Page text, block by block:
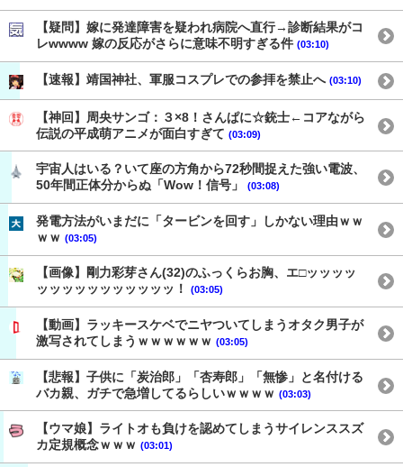
【疑問】嫁に発達障害を疑われ病院へ直行→診断結果がコ
レwwww 嫁の反応がさらに意味不明すぎる件 (03:10)
【速報】靖国神社、軍服コスプレでの参拝を禁止へ (03:10)
【神回】周央サンゴ：３×8！さんぱに☆銃士←コアながら
伝説の平成萌アニメが面白すぎて (03:09)
宇宙人はいる？いて座の方角から72秒間捉えた強い電波、
50年間正体分からぬ「Wow！信号」
(03:08)
発電方法がいまだに「タービンを回す」しかない理由ｗｗ
ｗｗ (03:05)
【画像】剛力彩芽さん(32)のふっくらお胸、エ□ッッッッ
ッッッッッッッッッッッ！
(03:05)
【動画】ラッキースケベでニヤついてしまうオタク男子が
激写されてしまうｗｗｗｗｗｗ (03:05)
【悲報】子供に「炭治郎」「杏寿郎」「無惨」と名付ける
バカ親、ガチで急増してるらしいｗｗｗｗ (03:03)
【ウマ娘】ライトオも負けを認めてしまうサイレンススズ
カ定規概念ｗｗｗ (03:01)